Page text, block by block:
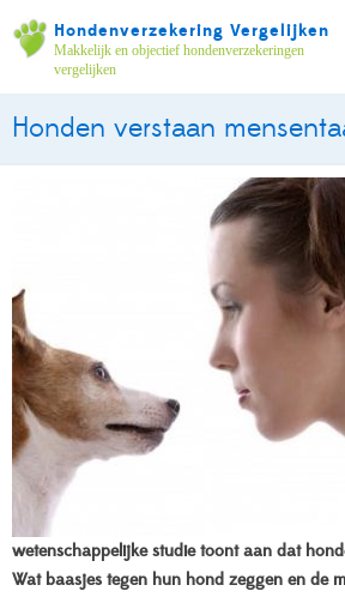
Hondenverzekering Vergelijken
Makkelijk en objectief hondenverzekeringen
vergelijken
Honden verstaan
wetenschappelijke studie toont aan dat
Wat baasjes tegen hun hond zeggen en de